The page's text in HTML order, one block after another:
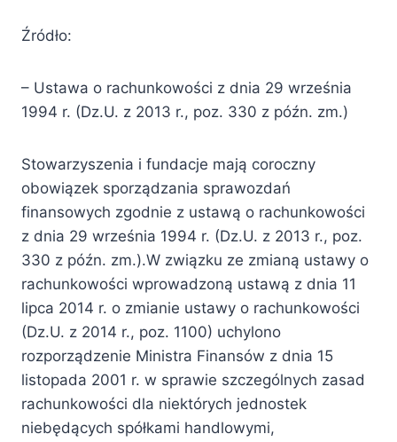
Źródło:
– Ustawa o rachunkowości z dnia 29 września
1994 r. (Dz.U. z 2013 r., poz. 330 z późn. zm.)
Stowarzyszenia i fundacje mają coroczny
obowiązek sporządzania sprawozdań
finansowych zgodnie z ustawą o rachunkowości
z dnia 29 września 1994 r. (Dz.U. z 2013 r., poz.
330 z późn. zm.).W związku ze zmianą ustawy o
rachunkowości wprowadzoną ustawą z dnia 11
lipca 2014 r. o zmianie ustawy o rachunkowości
(Dz.U. z 2014 r., poz. 1100) uchylono
rozporządzenie Ministra Finansów z dnia 15
listopada 2001 r. w sprawie szczególnych zasad
rachunkowości dla niektórych jednostek
niebędących spółkami handlowymi,